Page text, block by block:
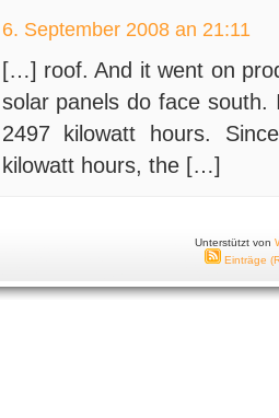
6. September 2008 an 21:11
[…] roof. And it went on
solar panels do face south.
2497 kilowatt hours.
kilowatt hours, the […]
Unterstützt von
Einträge